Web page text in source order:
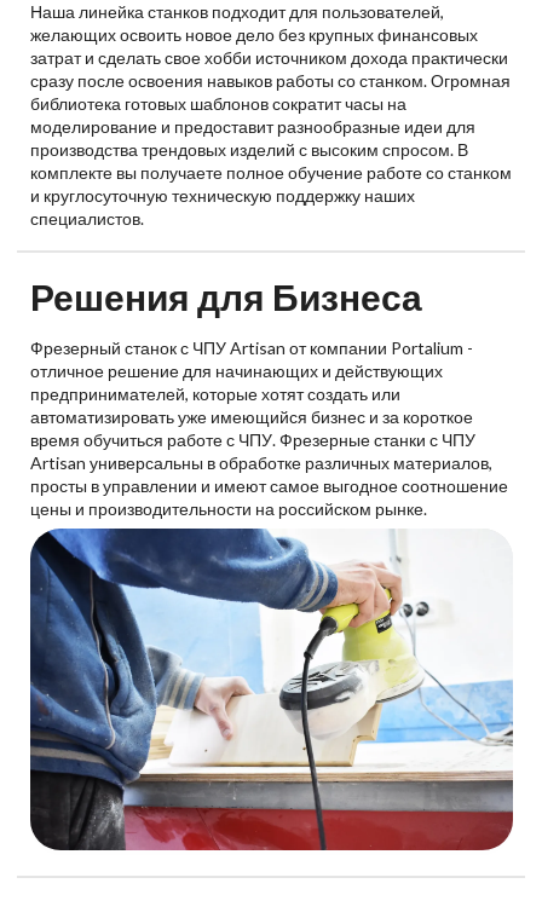
Наша линейка станков подходит для пользователей,
желающих освоить новое дело без крупных финансовых
затрат и сделать свое хобби источником дохода практически
сразу после освоения навыков работы со станком. Огромная
библиотека готовых шаблонов сократит часы на
моделирование и предоставит разнообразные идеи для
производства трендовых изделий с высоким спросом. В
комплекте вы получаете полное обучение работе со станком
и круглосуточную техническую поддержку наших
специалистов.
Решения для Бизнеса
Фрезерный станок с ЧПУ Artisan от компании Portalium -
отличное решение для начинающих и действующих
предпринимателей, которые хотят создать или
автоматизировать уже имеющийся бизнес и за короткое
время обучиться работе с ЧПУ. Фрезерные станки с ЧПУ
Artisan универсальны в обработке различных материалов,
просты в управлении и имеют самое выгодное соотношение
цены и производительности на российском рынке.